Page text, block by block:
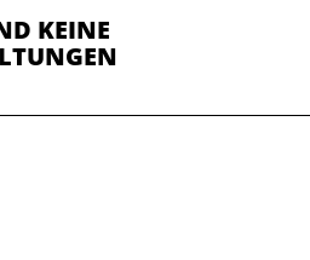
KEINE